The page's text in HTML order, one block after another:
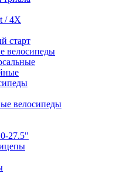
/ 4X
старт
велосипеды
велосипеды
27.5"